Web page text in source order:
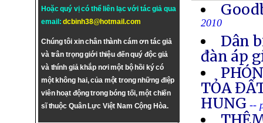
Hoặc quý vị có thể liên lạc với tác giả qua
email:dcbinh38@hotmail.com
Chúng tôi xin chân thành cám ơn tác giả
và trân trọng giới thiệu đến quý độc giả
và thính giả khắp nơi một bộ hồi ký có
một không hai, của một trong những điệp
viên hoạt động trong bóng tối, một chiến
sĩ thuộc Quân Lực Việt Nam Cộng Hòa.
2010
Dân
đàn áp
TỎA
HUNG --